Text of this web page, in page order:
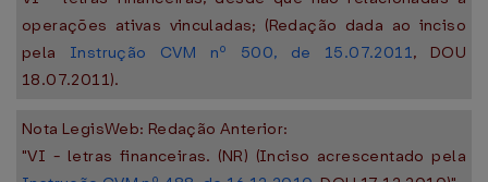
operações ativas vinculadas; (Redação dada ao inciso
pela Instrução CVM nº 500, de 15.07.2011, DOU
18.07.2011).
Nota LegisWeb: Redação Anterior:
"VI - letras financeiras. (NR) (Inciso acrescentado pela